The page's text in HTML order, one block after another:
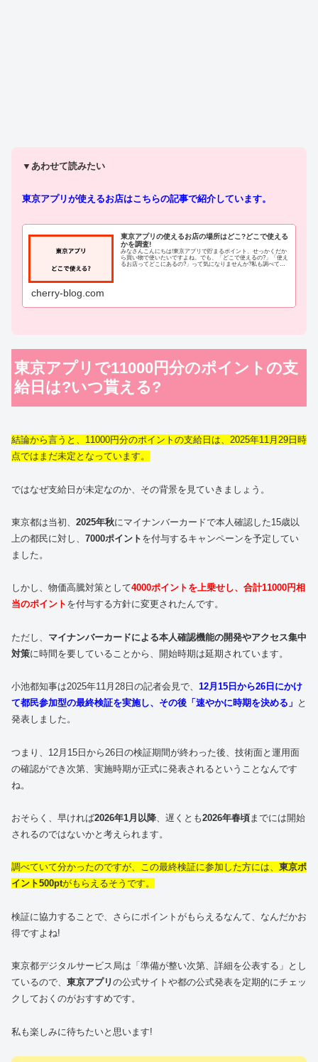
▼あわせて読みたい
東京アプリが使えるお店はこちらの記事で紹介しています。
東京アプリの使えるお店の場所はどこ?どこで使える
かを調査!
みなさんこんにちは!東京アプリで貯まるポイント、せっかくだか
ら買い物で使いたいですよね。でも、「どこで使えるの?」「使え
るお店ってどこにあるの?」って気になりませんか?私も調べてみ
cherry-blog.com
東京アプリで11000円分のポイントの支
給日は?いつ貰える?
結論から言うと、11000円分のポイントの支給日は、2025年11月29日時
点ではまだ未定となっています。
ではなぜ支給日が未定なのか、その背景を見ていきましょう。
東京都は当初、 2025年秋にマイナンバーカードで本人確認した15歳以
上の都民に対し、 7000ポイント を付与するキャンペーンを予定してい
ました。
しかし、物価高騰対策として4000ポイントを上乗せし、合計11000円相
当のポイント を付与する方針に変更されたんです。
ただし、 マイナンバーカードによる本人確認機能の開発やアクセス集中
対策に時間を要していることから、開始時期は延期されています。
小池都知事は2025年11月28日の記者会見で、 12月15日から26日にかけ
て都民参加型の最終検証を実施し、その後「速やかに時期を決める」 と
発表しました。
つまり、12月15日から26日の検証期間が終わった後、技術面と運用面
の確認ができ次第、実施時期が正式に発表されるということなんです
ね。
おそらく、早ければ2026年1月以降 、遅くとも2026年春頃 までには開始
されるのではないかと考えられます。
調べていて分かったのですが、この最終検証に参加した方には、 東京ポ
イント500ptがもらえるそうです。
検証に協力することで、さらにポイントがもらえるなんて、なんだかお
得ですよね!
東京都デジタルサービス局は「準備が整い次第、詳細を公表する」とし
ているので、 東京アプリ の公式サイトや都の公式発表を定期的にチェッ
クしておくのがおすすめです。
私も楽しみに待ちたいと思います!